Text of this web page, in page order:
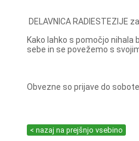
DELAVNICA RADIESTEZIJE
Kako lahko s pomočjo nihala
sebe in se povežemo s
Obvezne so prijave do
< nazaj na prejšnjo vsebino